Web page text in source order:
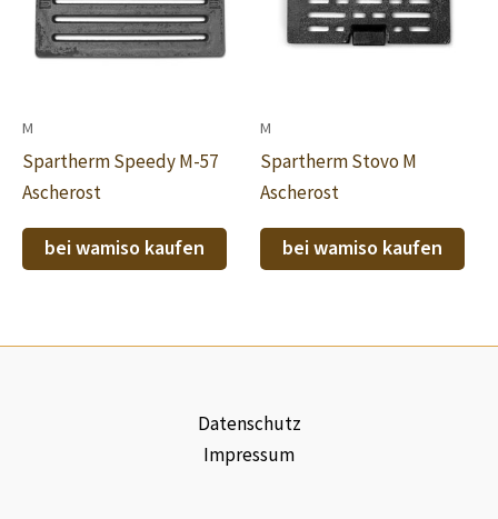
M
Spartherm Speedy M-57
Ascherost
bei wamiso kaufen
M
Spartherm Stovo M
Ascherost
bei wamiso kaufen
Datenschutz
Impressum